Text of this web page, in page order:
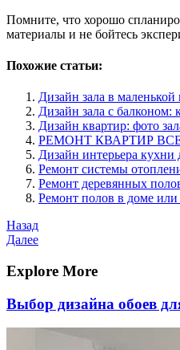
Помните, что хорошо
материалы и не бойтесь
Похожие статьи:
Дизайн зала в
Дизайн зала с балконом:
Дизайн квартир: фото
РЕМОНТ КВАРТИР
Дизайн интерьера кухни
Ремонт системы
Ремонт деревянных
Ремонт полов в доме
Навигация
по
записям
Предыдущая
запись
Назад
Следующая
Далее
Explore More
Выбор дизайна обоев